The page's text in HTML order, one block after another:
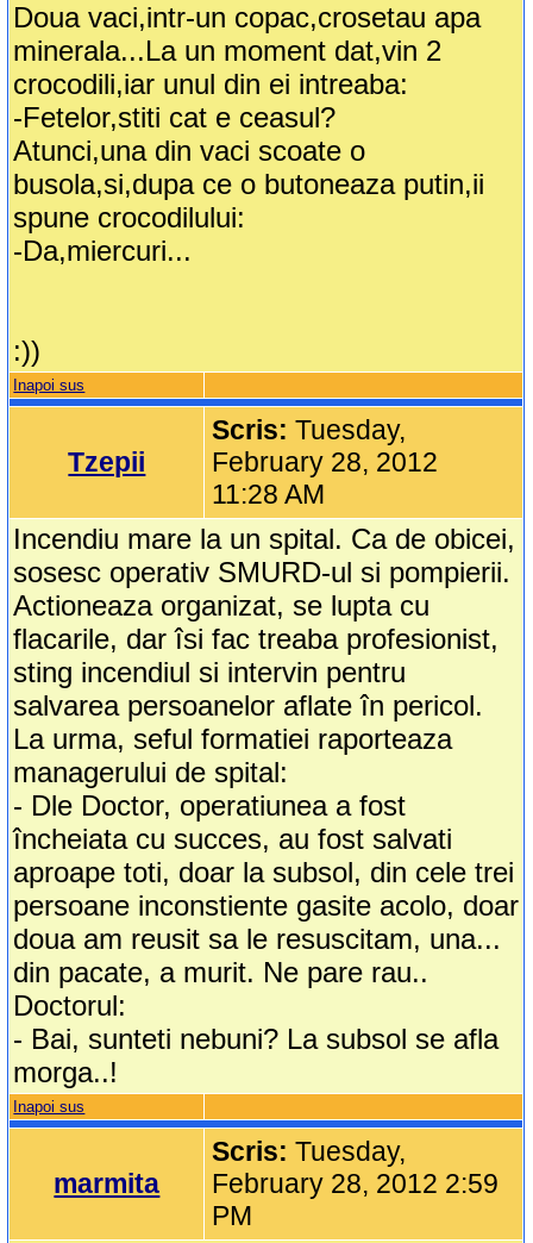
Doua vaci,intr-un copac,crosetau apa
minerala...La un moment dat,vin 2
crocodili,iar unul din ei intreaba:
-Fetelor,stiti cat e ceasul?
Atunci,una din vaci scoate o
busola,si,dupa ce o butoneaza putin,ii
spune crocodilului:
-Da,miercuri...
:))
Inapoi sus
Tzepii
Scris:Tuesday,
February 28, 2012
11:28 AM
Incendiu mare la un spital. Ca de obicei,
sosesc operativ SMURD-ul si pompierii.
Actioneaza organizat, se lupta cu
flacarile, dar îsi fac treaba profesionist,
sting incendiul si intervin pentru
salvarea persoanelor aflate în pericol.
La urma, seful formatiei raporteaza
managerului de spital:
- Dle Doctor, operatiunea a fost
încheiata cu succes, au fost salvati
aproape toti, doar la subsol, din cele trei
persoane inconstiente gasite acolo, doar
doua am reusit sa le resuscitam, una...
din pacate, a murit. Ne pare rau..
Doctorul:
- Bai, sunteti nebuni? La subsol se afla
morga..!
Inapoi sus
marmita
Scris:Tuesday,
February 28, 2012 2:59
PM